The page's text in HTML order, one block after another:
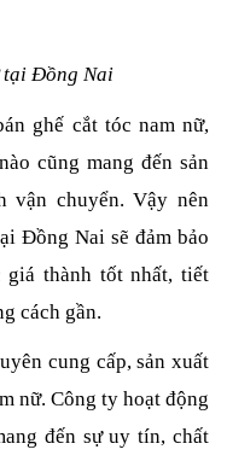
tại Đồng Nai
ghế cắt tóc nam nữ,
cũng mang đến sản
vận chuyển. Vậy nên
Đồng Nai sẽ đảm bảo
giá thành tốt nhất, tiết
cách gần.
cung cấp, sản xuất
nữ. Công ty hoạt động
đến sự uy tín, chất